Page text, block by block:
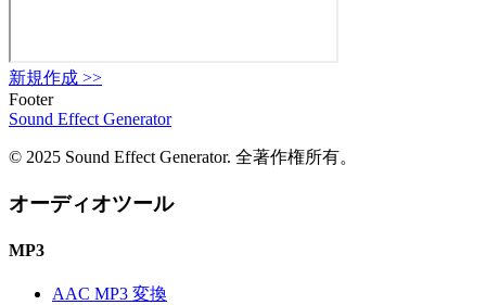
新規作成 >>
Footer
Sound Effect Generator
© 2025 Sound Effect Generator. 全著作権所有。
オーディオツール
MP3
AAC MP3 変換